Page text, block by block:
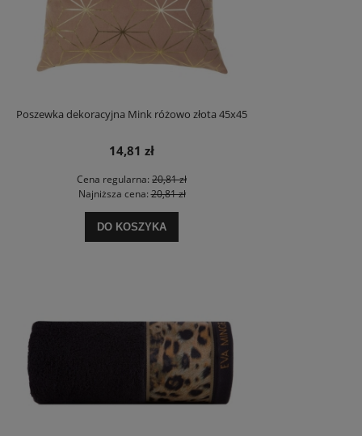
Poszewka dekoracyjna Mink różowo złota 45x45
14,81 zł
Cena regularna: 20,81 zł
Najniższa cena:20,81 zł
DO KOSZYKA